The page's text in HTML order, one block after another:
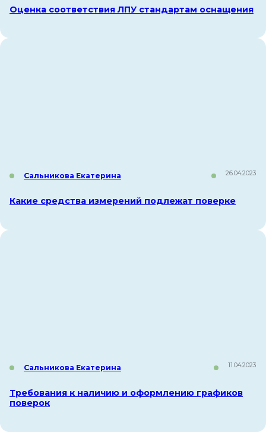
Оценка соответствия ЛПУ стандартам оснащения
Сальникова Екатерина 26.04.2023
Какие средства измерений подлежат поверке
Сальникова Екатерина 11.04.2023
Требования к наличию и оформлению графиков
поверок